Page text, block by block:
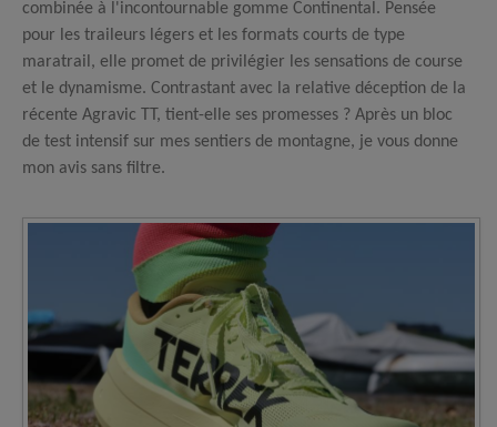
combinée à l'incontournable gomme Continental. Pensée
pour les traileurs légers et les formats courts de type
maratrail, elle promet de privilégier les sensations de course
et le dynamisme. Contrastant avec la relative déception de la
récente Agravic TT, tient-elle ses promesses ? Après un bloc
de test intensif sur mes sentiers de montagne, je vous donne
mon avis sans filtre.